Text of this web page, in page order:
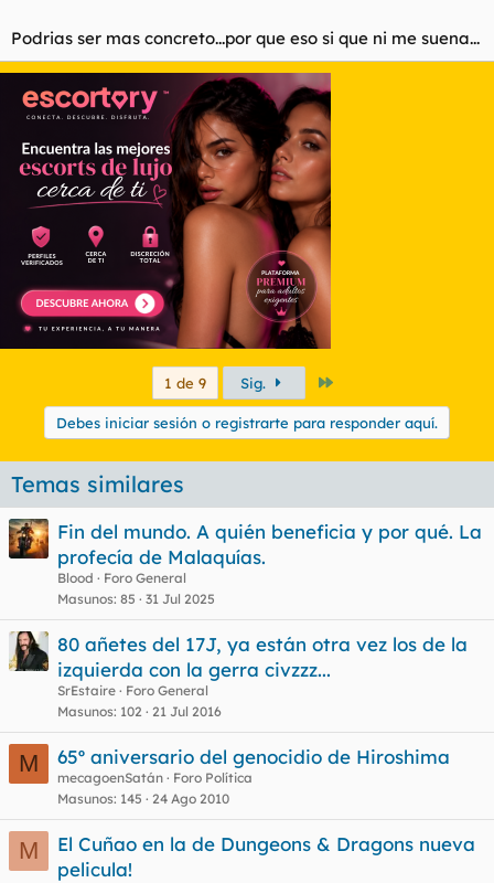
Podrias ser mas concreto...por que eso si que ni me suena...
1 de 9 Sig.
Debes iniciar sesión o registrarte para responder aquí.
Temas similares
Fin del mundo. A quién beneficia y por qué. La
profecía de Malaquías.
Blood
Foro General
Masunos 85 31 Jul 2025
80 añetes del 17J, ya están otra vez los de la
izquierda con la gerra civzzz...
SrEstaire
Foro General
Masunos 102 21 Jul 2016
M 65º aniversario del genocidio de Hiroshima
mecagoenSatán
Foro Política
Masunos 145 24 Ago 2010
M
El Cuñao en la de Dungeons & Dragons nueva
pelicula!